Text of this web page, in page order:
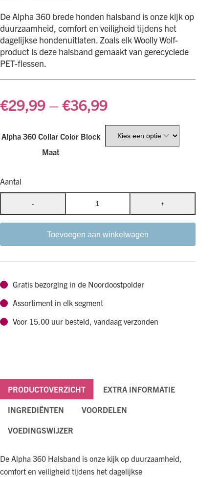
De Alpha 360 brede honden halsband is onze kijk op
duurzaamheid, comfort en veiligheid tijdens het
dagelijkse hondenuitlaten. Zoals elk Woolly Wolf-
product is deze halsband gemaakt van gerecyclede
PET-flessen.
€29,99 –€36,99
Alpha 360 Collar Color Block
Maat
Aantal
-
Woolly
Wolf
-
Hondenhalsband
-
360
Teal
+
Toevoegen aan winkelwagen
Gratis bezorging in de Noordoostpolder
Assortiment in elk segment
Voor 15.00 uur besteld, vandaag verzonden
PRODUCTOVERZICHT EXTRA INFORMATIE
INGREDIËNTEN VOORDELEN
VOEDINGSWIJZER
De Alpha 360 Halsband is onze kijk op duurzaamheid,
comfort en veiligheid tijdens het dagelijkse